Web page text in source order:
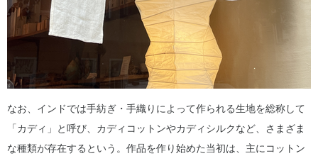
なお、インドでは手紡ぎ・手織りによって作られる生地を総称して
「カディ」と呼び、カディコットンやカディシルクなど、さまざま
な種類が存在するという。作品を作り始めた当初は、主にコットン